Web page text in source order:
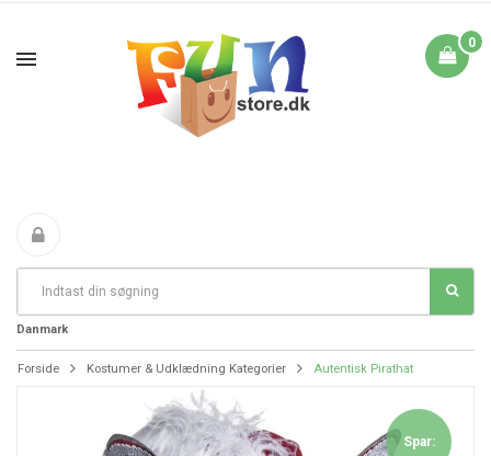
0
Fri Fragt fra 199 i
Danmark
DAG TIL DAG LEVERING
Forside Kostumer & Udklædning Kategorier Autentisk Pirathat
Spar: